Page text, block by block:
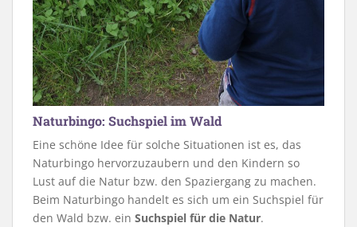
Naturbingo: Suchspiel im Wald
Eine schöne Idee für solche Situationen ist es, das
Naturbingo hervorzuzaubern und den Kindern so
Lust auf die Natur bzw. den Spaziergang zu machen.
Beim Naturbingo handelt es sich um ein Suchspiel für
den Wald bzw. ein Suchspiel für die Natur.